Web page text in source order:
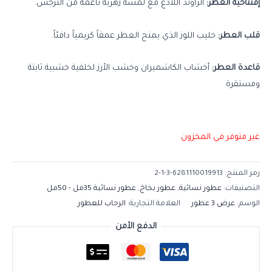
إفتتاحية العطر: الراوند اللاذع مع لمسة زهرية ناعمة من النرجس.
قلب العطر: حليب اللوز الذي يمنح العطر عمقاً كريمياً دافئاً.
قاعدة العطر: أخشاب الكاشميران وخشب الأرز لخلفية خشبية ثابتة
ومستقرة
غير متوفر في المخزون
رمز المنتج: 6281110019913-3-1-2
التصنيفات: عطور نسائية, عطور بخاخ, عطور نسائية 35مل - 50مل
الوسم: عرض 3 عطور العلامة التجارية: الرحاب للعطور
الدفع الأمن